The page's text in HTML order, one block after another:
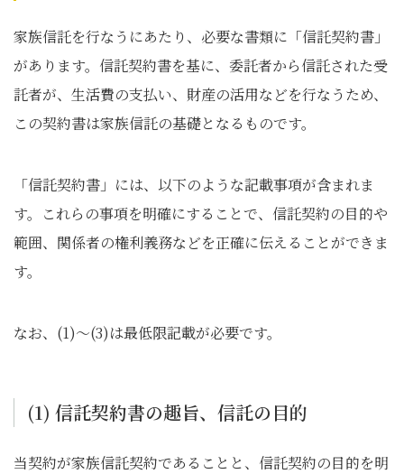
家族信託を行なうにあたり、必要な書類に「信託契約書」
があります。信託契約書を基に、委託者から信託された受
託者が、生活費の支払い、財産の活用などを行なうため、
この契約書は家族信託の基礎となるものです。
「信託契約書」には、以下のような記載事項が含まれま
す。これらの事項を明確にすることで、信託契約の目的や
範囲、関係者の権利義務などを正確に伝えることができま
す。
なお、(1)～(3)は最低限記載が必要です。
(1) 信託契約書の趣旨、信託の目的
当契約が家族信託契約であることと、信託契約の目的を明